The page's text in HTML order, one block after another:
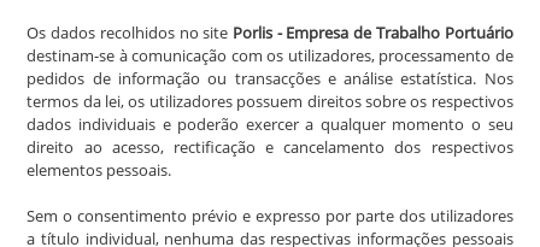
Os dados recolhidos no site Porlis - Empresa de Trabalho Portuário
destinam-se à comunicação com os utilizadores, processamento de
pedidos de informação ou transacções e análise estatística. Nos
termos da lei, os utilizadores possuem direitos sobre os respectivos
dados individuais e poderão exercer a qualquer momento o seu
direito ao acesso, rectificação e cancelamento dos respectivos
elementos pessoais.
Sem o consentimento prévio e expresso por parte dos utilizadores
a título individual, nenhuma das respectivas informações pessoais